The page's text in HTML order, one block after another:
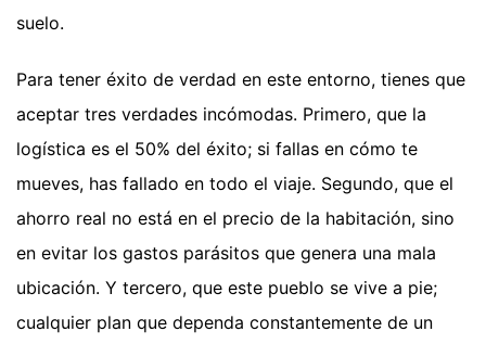
suelo.
Para tener éxito de verdad en este entorno, tienes que
aceptar tres verdades incómodas. Primero, que la
logística es el 50% del éxito; si fallas en cómo te
mueves, has fallado en todo el viaje. Segundo, que el
ahorro real no está en el precio de la habitación, sino
en evitar los gastos parásitos que genera una mala
ubicación. Y tercero, que este pueblo se vive a pie;
cualquier plan que dependa constantemente de un